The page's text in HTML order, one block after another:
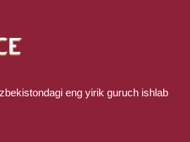
eng yirik guruch ishlab